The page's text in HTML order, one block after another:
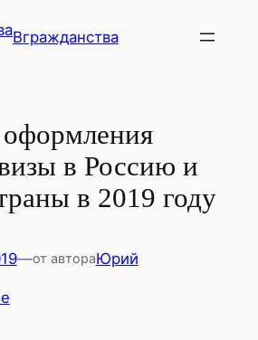
Вгражданства
в Россию и
в 2019 году
—от автораЮрий